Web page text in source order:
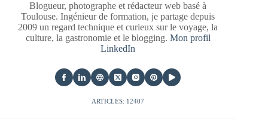
Blogueur, photographe et rédacteur web basé à
Toulouse. Ingénieur de formation, je partage depuis
2009 un regard technique et curieux sur le voyage, la
culture, la gastronomie et le blogging. Mon profil
LinkedIn
ARTICLES: 12407